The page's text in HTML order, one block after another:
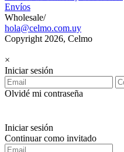
Envíos
Wholesale/
hola@celmo.com.uy
Copyright 2026, Celmo
×
Iniciar sesión
Olvidé mi contraseña
Iniciar sesión
Continuar como invitado